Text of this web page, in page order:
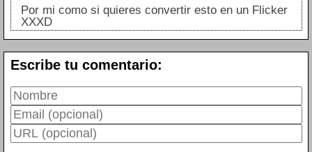
Por mi como si quieres convertir esto en un Flicker
XXXD
Escribe tu comentario: